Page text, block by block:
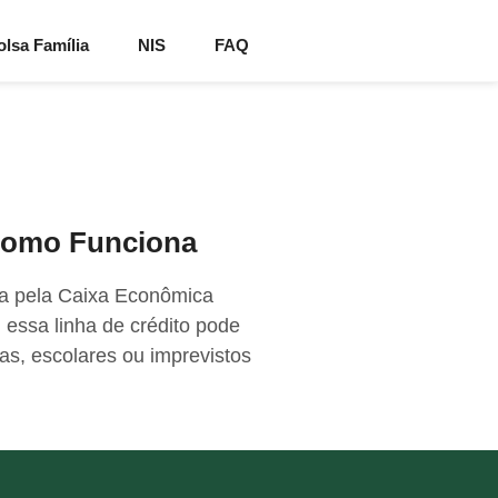
Família NIS FAQ
Funciona
pela Caixa Econômica
linha de crédito pode
escolares ou imprevistos